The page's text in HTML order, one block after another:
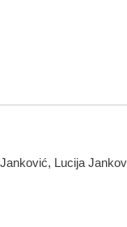
Lucija